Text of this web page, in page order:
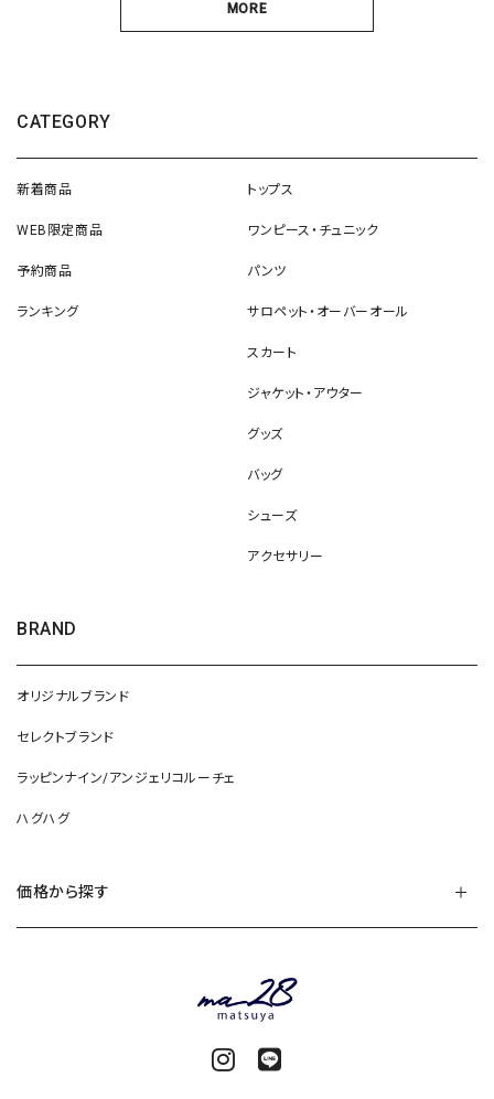
MORE
CATEGORY
新着商品
WEB限定商品
予約商品
ランキング
トップス
ワンピース・チュニック
パンツ
サロペット・オーバーオール
スカート
ジャケット・アウター
グッズ
バッグ
シューズ
アクセサリー
BRAND
オリジナルブランド
セレクトブランド
ラッピンナイン/アンジェリコルーチェ
ハグハグ
価格から探す